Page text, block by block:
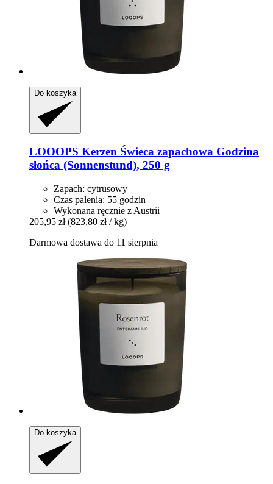
Do koszyka
LOOOPS Kerzen Świeca zapachowa Godzina
słońca (Sonnenstund), 250 g
Zapach: cytrusowy
Czas palenia: 55 godzin
Wykonana ręcznie z Austrii
205,95 zł (823,80 zł / kg)
Darmowa dostawa do 11 sierpnia
Do koszyka